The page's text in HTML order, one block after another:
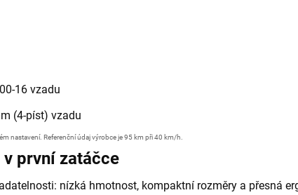
16 vzadu
(4-píst) vzadu
nastavení. Referenční údaj výrobce je 95 km při 40 km/h.
první zatáčce
nízká hmotnost, kompaktní rozměry a přesná